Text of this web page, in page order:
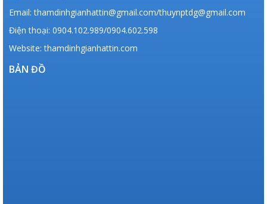
Email: thamdinhgianhattin@gmail.com/thuynptdg@gmail.com
Điện thoại: 0904.102.989/0904.602.598
Website: thamdinhgianhattin.com
BẢN ĐỒ